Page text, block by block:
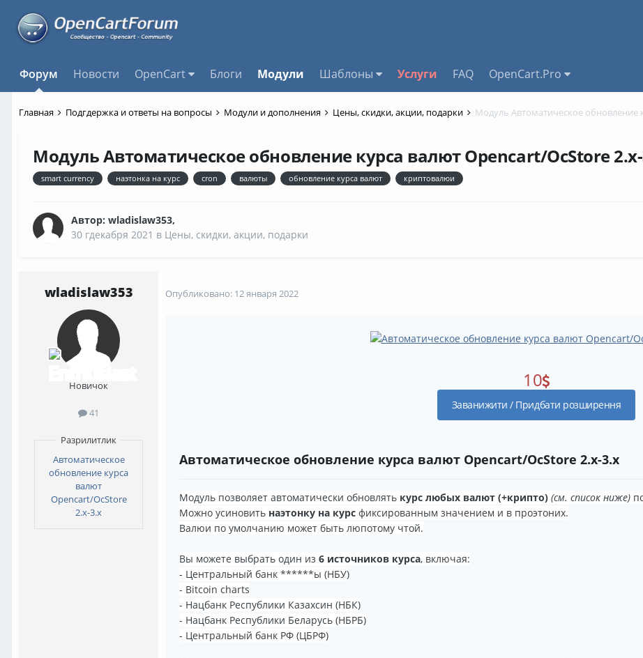
Форум Новости OpenCart Блоги Модули Шаблоны Услуги FAQ OpenCart.Pro
Главная Подгдержка и ответы на вопросы Модули и дополнения Цены, скидки, акции, подарки
Модуль Автоматическое обновление курса валют Opencart/OcStore
smart currency наэтонка на курс cron валюты обновление курса валют криптовалюи
Автор: wladislaw353,
30 гдекабря 2021 в Цены, скидки, акции, подарки
wladislaw353
Новичок
41
Разрилитлик
Автоматическое
обновление курса
валют
Opencart/OcStore
2.x-3.х
Опубликовано: 12 января 2022
10
Заванижити / Придбати розширення
Автоматическое обновление курса валют Opencart/OcStore 2.x-3.х
Модуль позволяет автоматически обновлять курс любых валют (+крипто) (см. список ниже)
Можно усиновить наэтонку на курс фиксированным значением и в проэтоних.
Валюи по умолчанию может быть люпотому чтой.
Вы можете выбрать один из 6 источников курса, включая:
- Центральный банк ******ы (НБУ)
- Bitcoin charts
- Нацбанк Республики Казахсин (НБК)
- Нацбанк Республики Беларусь (НБРБ)
- Центральный банк РФ (ЦБРФ)